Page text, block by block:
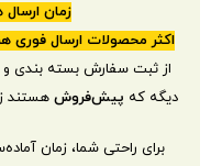
زمان
اکثر محصولات ارسال فوری
از ثبت سفارش بسته بندی
دیگه که پیش‌فروش هستند
برای راحتی شما، زمان